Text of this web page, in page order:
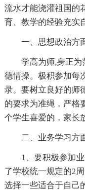
流水才能浇灌祖国的
育、教学的经验充实
一、思想政治方
学高为师,身正
德情操。极积参加每
录。要树立良好的师
的要求为准绳，严格
个学生喜爱的，家长
二、业务学习方
1、要积极参加
了学校统一规定的2
选择一些适合于自己